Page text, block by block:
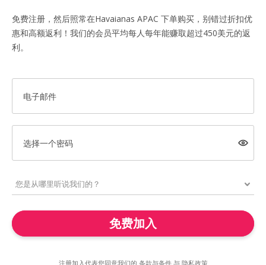
免费注册，然后照常在Havaianas APAC 下单购买，别错过折扣优
惠和高额返利！我们的会员平均每人每年能赚取超过450美元的返
利。
电子邮件
选择一个密码
免费加入
注册加入代表您同意我们的 条款与条件 与 隐私政策